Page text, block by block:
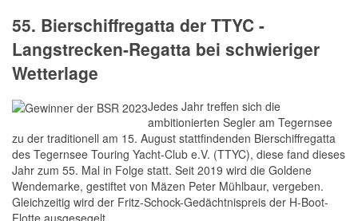
55. Bierschiffregatta der TTYC -
Langstrecken-Regatta bei schwieriger
Wetterlage
Jedes Jahr treffen sich die
ambitionierten Segler am Tegernsee
zu der traditionell am 15. August stattfindenden Bierschiffregatta
des Tegernsee Touring Yacht-Club e.V. (TTYC), diese fand dieses
Jahr zum 55. Mal in Folge statt. Seit 2019 wird die Goldene
Wendemarke, gestiftet von Mäzen Peter Mühlbaur, vergeben.
Gleichzeitig wird der Fritz-Schock-Gedächtnispreis der H-Boot-